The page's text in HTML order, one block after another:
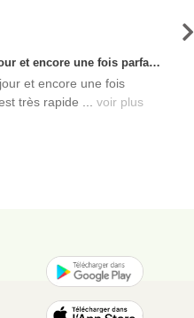
Nouvelle commande reçue ce jour et encore une fois parfaitement satisfaite, l'envoi est très rapide et les produits sont toujours conditionnés de manière personnalisés. L'avantage de commander auprès de créateurs indépendants.
et encore une fois
très rapide ... voir plus